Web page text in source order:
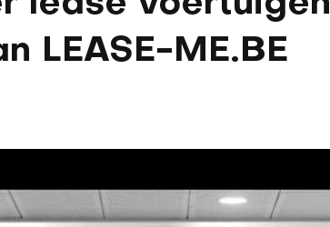
LEASE-ME.BE